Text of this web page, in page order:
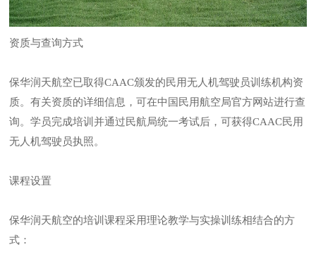
资质与查询方式
保华润天航空已取得CAAC颁发的民用无人机驾驶员训练机构资
质。有关资质的详细信息，可在中国民用航空局官方网站进行查
询。学员完成培训并通过民航局统一考试后，可获得CAAC民用
无人机驾驶员执照。
课程设置
保华润天航空的培训课程采用理论教学与实操训练相结合的方
式：